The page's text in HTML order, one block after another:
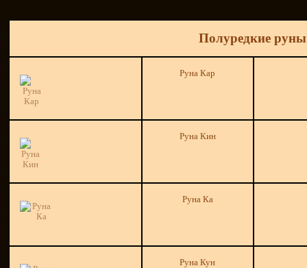
Полуредкие руны
Руна Кар
Руна Кин
Руна Ка
Руна Кун